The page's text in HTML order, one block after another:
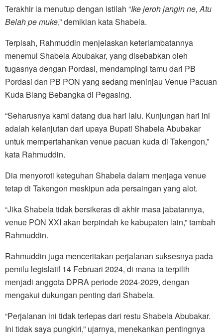
Terakhir ia menutup dengan istilah “Ikejeroh jangin ne, Atu
Belah pe muke,” demikian kata Shabela.
Terpisah, Rahmuddin menjelaskan keterlambatannya
menemui Shabela Abubakar, yang disebabkan oleh
tugasnya dengan Pordasi, mendampingi tamu dari PB
Pordasi dan PB PON yang sedang meninjau Venue Pacuan
Kuda Blang Bebangka di Pegasing.
“Seharusnya kami datang dua hari lalu. Kunjungan hari ini
adalah kelanjutan dari upaya Bupati Shabela Abubakar
untuk mempertahankan venue pacuan kuda di Takengon,”
kata Rahmuddin.
Dia menyoroti keteguhan Shabela dalam menjaga venue
tetap di Takengon meskipun ada persaingan yang alot.
“Jika Shabela tidak bersikeras di akhir masa jabatannya,
venue PON XXI akan berpindah ke kabupaten lain,” tambah
Rahmuddin.
Rahmuddin juga menceritakan perjalanan suksesnya pada
pemilu legislatif 14 Februari 2024, di mana ia terpilih
menjadi anggota DPRA periode 2024-2029, dengan
mengakui dukungan penting dari Shabela.
“Perjalanan ini tidak terlepas dari restu Shabela Abubakar.
Ini tidak saya pungkiri,” ujarnya, menekankan pentingnya